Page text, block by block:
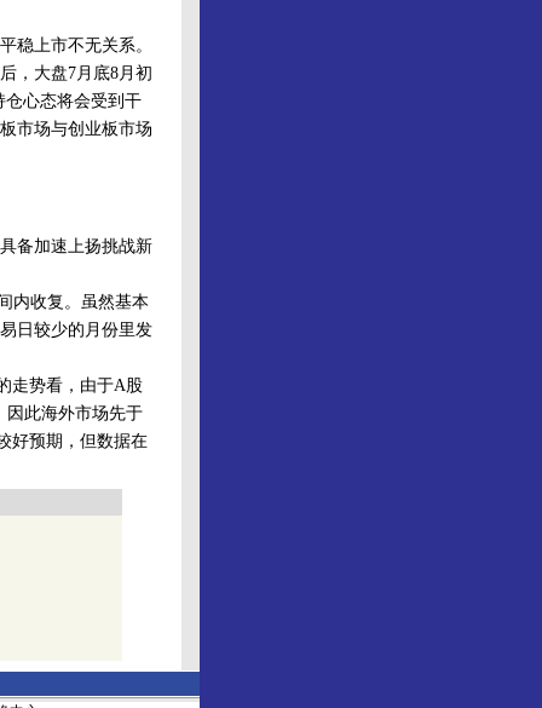
上市不无关系。
，大盘7月底8月初
仓心态将会受到干
市场与创业板市场
备加速上扬挑战新
内收复。虽然基本
日较少的月份里发
走势看，由于A股
因此海外市场先于
好预期，但数据在